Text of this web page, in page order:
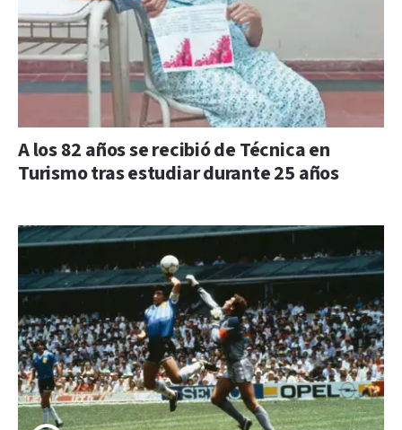
A los 82 años se recibió de Técnica en
Turismo tras estudiar durante 25 años